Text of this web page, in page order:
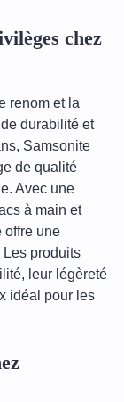
chez
renom et la
durabilité et
Samsonite
de qualité
Avec une
à main et
offre une
produits
leur légèreté
idéal pour les